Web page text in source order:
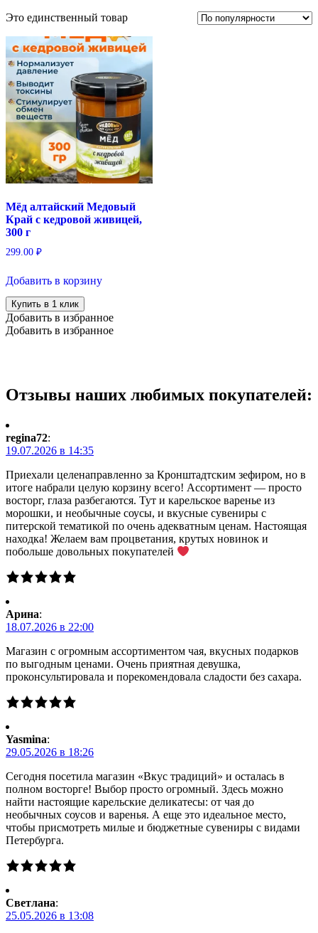
Это единственный товар
Мёд алтайский Медовый
Край с кедровой живицей,
300 г
299.00 ₽
Добавить в корзину
Купить в 1 клик
Добавить в избранное
Добавить в избранное
Отзывы наших любимых покупателей:
regina72:
19.07.2026 в 14:35
Приехали целенаправленно за Кронштадтским зефиром, но в
итоге набрали целую корзину всего! Ассортимент — просто
восторг, глаза разбегаются. Тут и карельское варенье из
морошки, и необычные соусы, и вкусные сувениры с
питерской тематикой по очень адекватным ценам. Настоящая
находка! Желаем вам процветания, крутых новинок и
побольше довольных покупателей
Арина:
18.07.2026 в 22:00
Магазин с огромным ассортиментом чая, вкусных подарков
по выгодным ценами. Очень приятная девушка,
проконсультировала и порекомендовала сладости без сахара.
Yasmina:
29.05.2026 в 18:26
Сегодня посетила магазин «Вкус традиций» и осталась в
полном восторге! Выбор просто огромный. Здесь можно
найти настоящие карельские деликатесы: от чая до
необычных соусов и варенья. А еще это идеальное место,
чтобы присмотреть милые и бюджетные сувениры с видами
Петербурга.
Светлана:
25.05.2026 в 13:08